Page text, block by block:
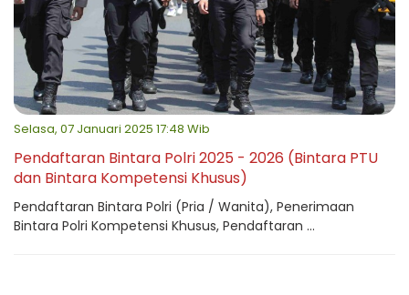
Selasa, 07 Januari 2025 17:48 Wib
Pendaftaran Bintara Polri 2025 - 2026 (Bintara PTU
dan Bintara Kompetensi Khusus)
Pendaftaran Bintara Polri (Pria / Wanita), Penerimaan
Bintara Polri Kompetensi Khusus, Pendaftaran ...